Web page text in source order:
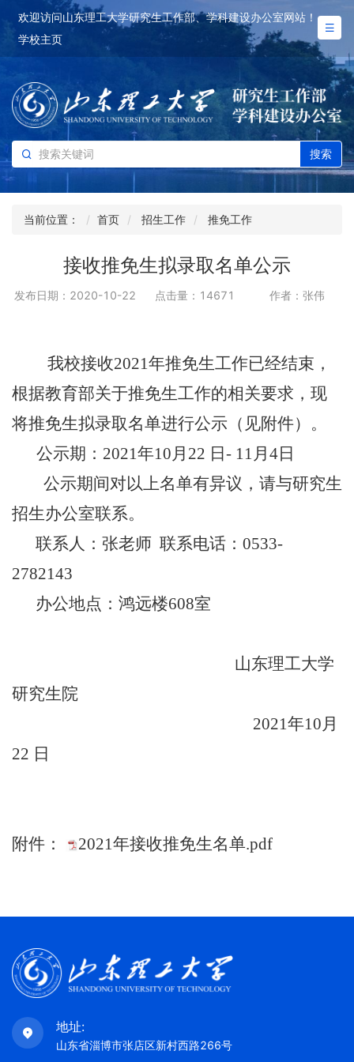
欢迎访问山东理工大学研究生工作部、学科建设办公室网站！
学校主页
搜索
当前位置： 首页 招生工作 推免工作
接收推免生拟录取名单公示
发布日期：2020-10-22 点击量： 14671 作者：张伟
我校接收2021年推免生工作已经结束，
根据教育部关于推免生工作的相关要求，现
将推免生拟录取名单进行公示（见附件）。
公示期： 2021年10月 22 日 - 11月 4日
公示期间对以上名单有异议，请与研究生
招生办公室联系。
联系人：张老师 联系电话： 0533-
2782143
办公地点：鸿远楼608室
山东理工大学
研究生院
2021年10月
22 日
附件： 2021年接收推免生名单.pdf
地址:
山东省淄博市张店区新村西路266号